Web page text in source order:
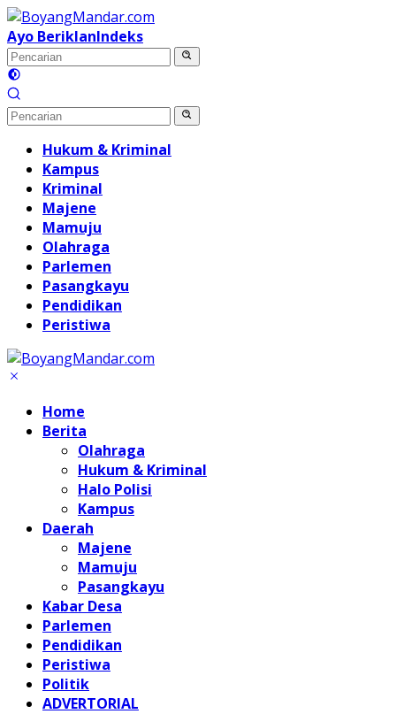
Langsung
ke
konten
Ayo BeriklanIndeks
Hukum & Kriminal
Kampus
Kriminal
Majene
Mamuju
Olahraga
Parlemen
Pasangkayu
Pendidikan
Peristiwa
Home
Berita
Olahraga
Hukum & Kriminal
Halo Polisi
Kampus
Daerah
Majene
Mamuju
Pasangkayu
Kabar Desa
Parlemen
Pendidikan
Peristiwa
Politik
ADVERTORIAL